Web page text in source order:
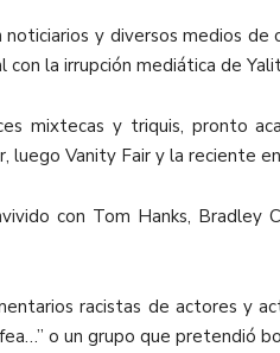
y diversos medios
la irrupción mediática de
mixtecas y triquis, pronto
Vanity Fair y la reciente
con Tom Hanks, Bradley
racistas de actores y
o un grupo que pretendió